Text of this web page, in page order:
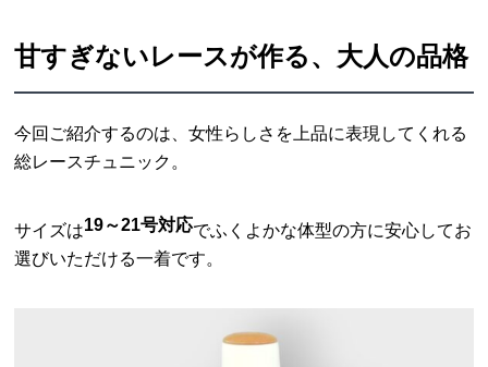
甘すぎないレースが作る、大人の品格
今回ご紹介するのは、女性らしさを上品に表現してくれる
総レースチュニック。
サイズは19～21号対応でふくよかな体型の方に安心してお
選びいただける一着です。